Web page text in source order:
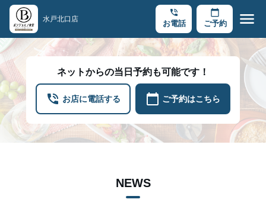
phone_in_talk
お電話
calendar_today
ご予約 menu
水戸北口店
ネットからの当日予約も可能です！
phone_in_talk お店に電話する calendar_today ご予約はこちら
NEWS